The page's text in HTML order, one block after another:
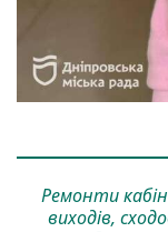
Ремонти
виходів,